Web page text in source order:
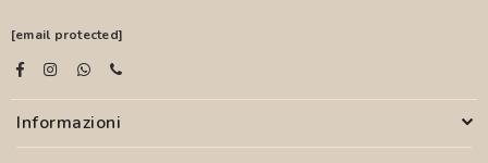
[email protected]
Informazioni